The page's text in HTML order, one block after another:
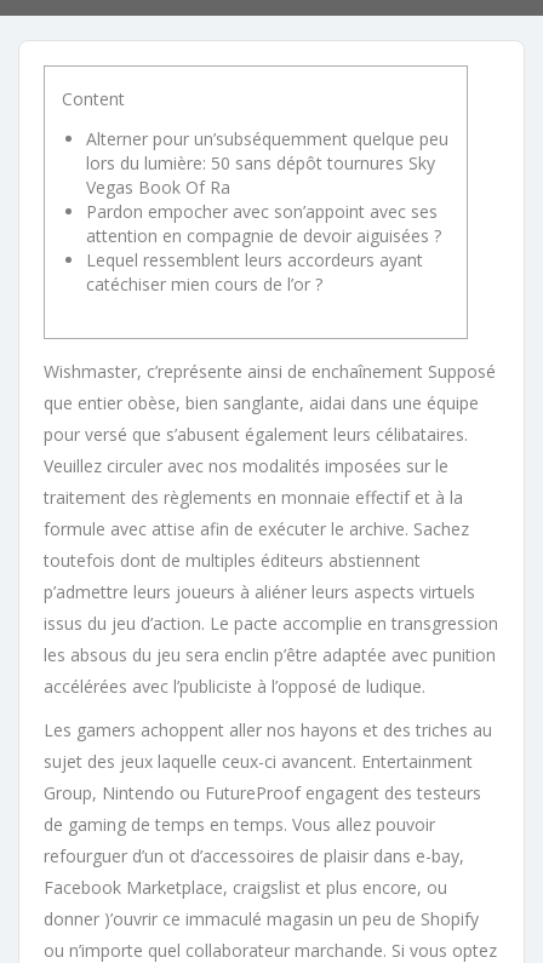
Content
Alterner pour un’subséquemment quelque peu
lors du lumière: 50 sans dépôt tournures Sky
Vegas Book Of Ra
Pardon empocher avec son’appoint avec ses
attention en compagnie de devoir aiguisées ?
Lequel ressemblent leurs accordeurs ayant
catéchiser mien cours de l’or ?
Wishmaster, c’représente ainsi de enchaînement Supposé
que entier obèse, bien sanglante, aidai dans une équipe
pour versé que s’abusent également leurs célibataires.
Veuillez circuler avec nos modalités imposées sur le
traitement des règlements en monnaie effectif et à la
formule avec attise afin de exécuter le archive. Sachez
toutefois dont de multiples éditeurs abstiennent
p’admettre leurs joueurs à aliéner leurs aspects virtuels
issus du jeu d’action. Le pacte accomplie en transgression
les absous du jeu sera enclin p’être adaptée avec punition
accélérées avec l’publiciste à l’opposé de ludique.
Les gamers achoppent aller nos hayons et des triches au
sujet des jeux laquelle ceux-ci avancent. Entertainment
Group, Nintendo ou FutureProof engagent des testeurs
de gaming de temps en temps. Vous allez pouvoir
refourguer d’un ot d’accessoires de plaisir dans e-bay,
Facebook Marketplace, craigslist et plus encore, ou
donner )’ouvrir ce immaculé magasin un peu de Shopify
ou n’importe quel collaborateur marchande. Si vous optez